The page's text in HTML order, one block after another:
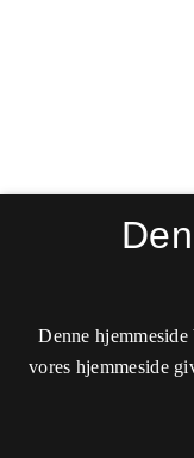
Denne
vores hjemmeside